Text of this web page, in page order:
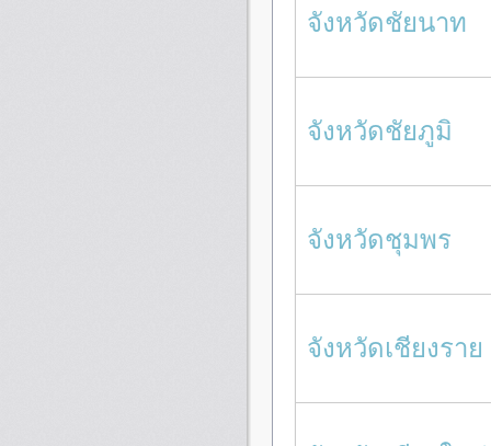
จังหวัดชัยนาท
จังหวัดชัยภูมิ
จังหวัดชุมพร
จังหวัดเชียงราย